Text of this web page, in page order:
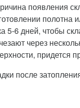
появления
полотна
5-6 дней, чтобы
через
придется